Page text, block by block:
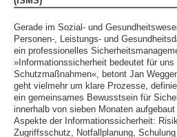
Gerade im Sozial- und
Personen-, Leistungs- und
ein professionelles
»Informationssicherheit bedeutet für
Schutzmaßnahmen«, betont Jan
geht vielmehr um klare Prozesse,
ein gemeinsames Bewusstsein für
innerhalb von sieben Monaten
Aspekte der Informationssicherheit:
Zugriffsschutz, Notfallplanung,